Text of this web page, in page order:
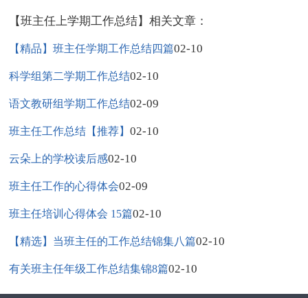
【班主任上学期工作总结】相关文章：
【精品】班主任学期工作总结四篇02-10
科学组第二学期工作总结02-10
语文教研组学期工作总结02-09
班主任工作总结【推荐】02-10
云朵上的学校读后感02-10
班主任工作的心得体会02-09
班主任培训心得体会 15篇02-10
【精选】当班主任的工作总结锦集八篇02-10
有关班主任年级工作总结集锦8篇02-10